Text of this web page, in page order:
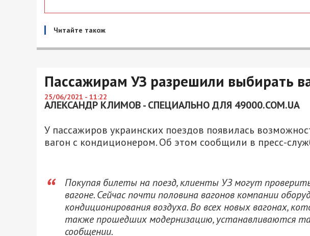
Читайте також
Пассажирам УЗ разрешили выбирать
25/06/2021 - 11:22
АЛЕКСАНДР КЛИМОВ - СПЕЦИАЛЬНО ДЛЯ 49000.COM.UA
У пассажиров украинских поездов появилась
вагон с кондиционером. Об этом сообщили в пресс-
Покупая билеты на поезд, клиенты УЗ могут
вагоне. Сейчас почти половина вагонов компании
кондиционирования воздуха. Во всех новых вагонах,
также прошедших модернизацию, устанавливаются
сообщении.